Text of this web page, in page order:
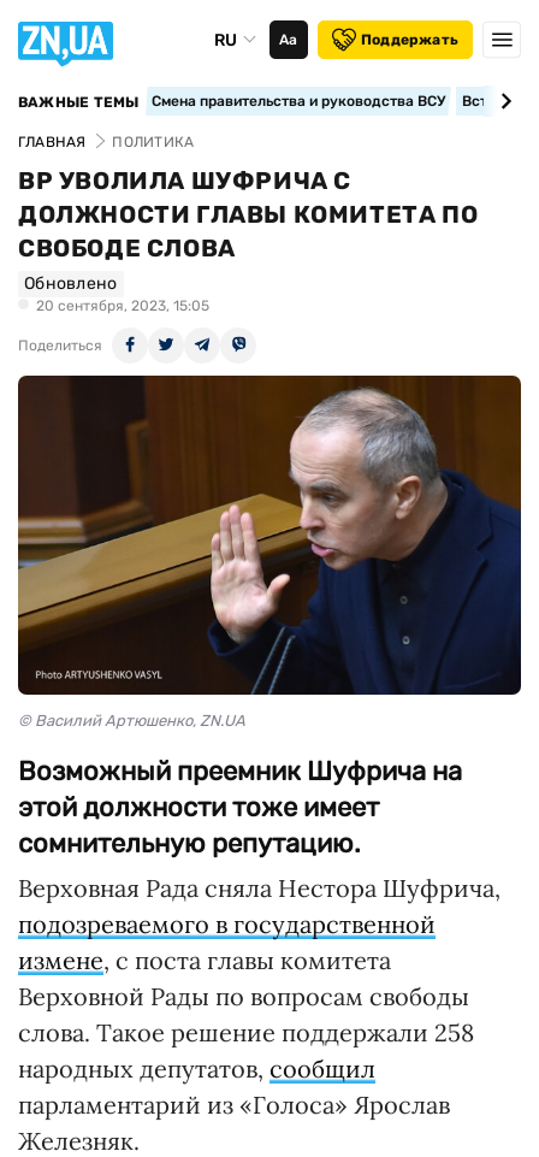
RU Аа Поддержать
ВАЖНЫЕ ТЕМЫ Смена правительства и руководства ВСУ
ГЛАВНАЯ ПОЛИТИКА
ВР УВОЛИЛА ШУФРИЧА С
ДОЛЖНОСТИ ГЛАВЫ КОМИТЕТА ПО
СВОБОДЕ СЛОВА
Обновлено
20 сентября, 2023, 15:05
Поделиться
© Василий Артюшенко, ZN.UA
Возможный преемник Шуфрича на
этой должности тоже имеет
сомнительную репутацию.
Верховная Рада сняла Нестора Шуфрича,
подозреваемого в государственной
измене, с поста главы комитета
Верховной Рады по вопросам свободы
слова. Такое решение поддержали 258
народных депутатов, сообщил
парламентарий из «Голоса» Ярослав
Железняк.